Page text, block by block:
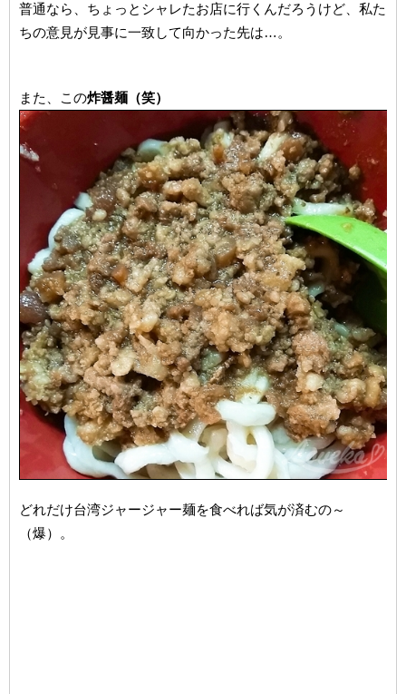
普通なら、ちょっとシャレたお店に行くんだろうけど、私た
ちの意見が見事に一致して向かった先は…。
また、この炸醤麺（笑）
どれだけ台湾ジャージャー麺を食べれば気が済むの～
（爆）。